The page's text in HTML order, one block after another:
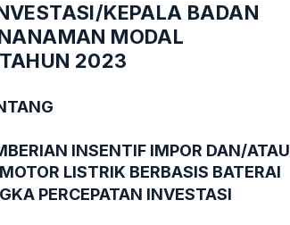
KEPALA BADAN
MODAL
2023
INSENTIF IMPOR DAN/ATAU
LISTRIK BERBASIS BATERAI
PERCEPATAN INVESTASI